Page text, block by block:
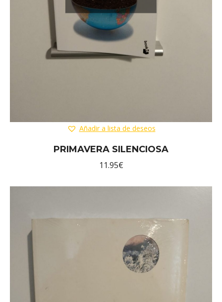
Añadir a lista de deseos
PRIMAVERA SILENCIOSA
11.95€